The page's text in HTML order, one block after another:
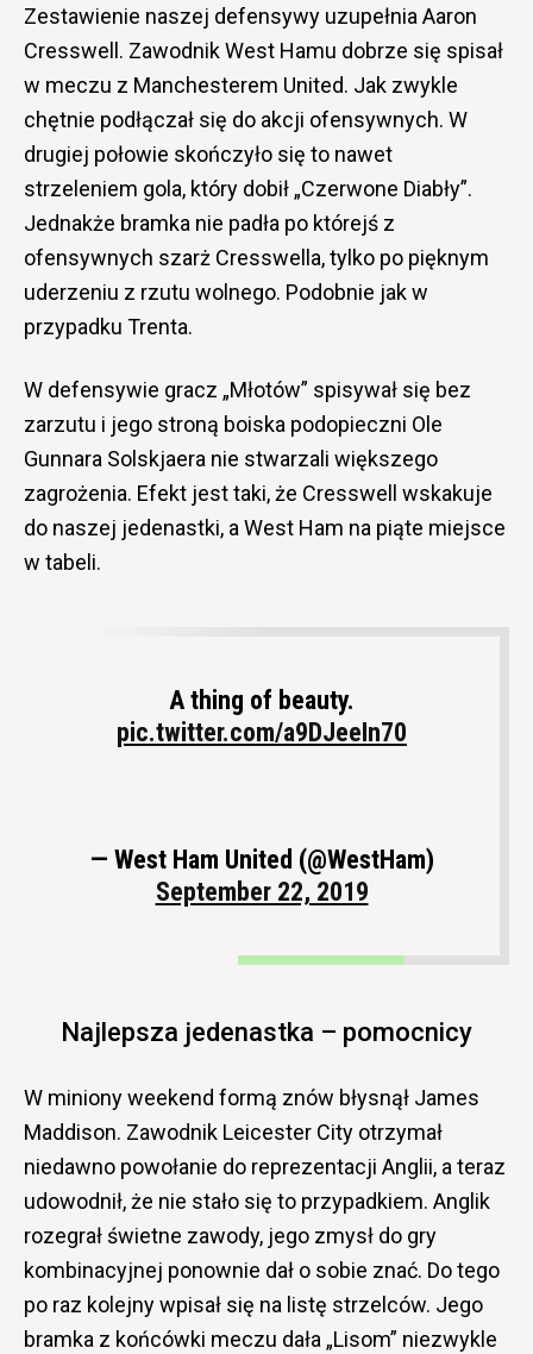
Zestawienie naszej defensywy uzupełnia Aaron
Cresswell. Zawodnik West Hamu dobrze się spisał
w meczu z Manchesterem United. Jak zwykle
chętnie podłączał się do akcji ofensywnych. W
drugiej połowie skończyło się to nawet
strzeleniem gola, który dobił „Czerwone Diabły”.
Jednakże bramka nie padła po którejś z
ofensywnych szarż Cresswella, tylko po pięknym
uderzeniu z rzutu wolnego. Podobnie jak w
przypadku Trenta.
W defensywie gracz „Młotów” spisywał się bez
zarzutu i jego stroną boiska podopieczni Ole
Gunnara Solskjaera nie stwarzali większego
zagrożenia. Efekt jest taki, że Cresswell wskakuje
do naszej jedenastki, a West Ham na piąte miejsce
w tabeli.
A thing of beauty.
pic.twitter.com/a9DJeeIn70
— West Ham United (@WestHam)
September 22, 2019
Najlepsza jedenastka – pomocnicy
W miniony weekend formą znów błysnął James
Maddison. Zawodnik Leicester City otrzymał
niedawno powołanie do reprezentacji Anglii, a teraz
udowodnił, że nie stało się to przypadkiem. Anglik
rozegrał świetne zawody, jego zmysł do gry
kombinacyjnej ponownie dał o sobie znać. Do tego
po raz kolejny wpisał się na listę strzelców. Jego
bramka z końcówki meczu dała „Lisom” niezwykle